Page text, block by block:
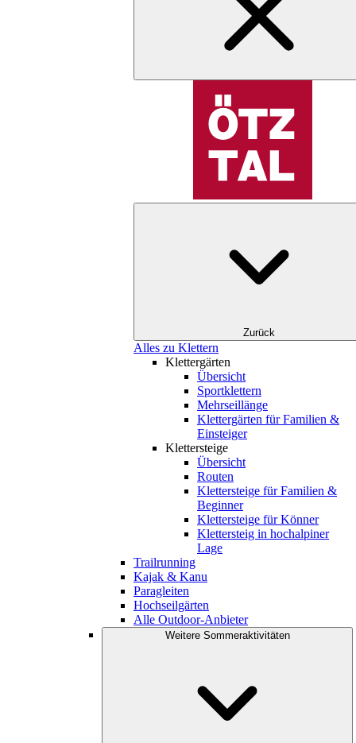
Zurück
Alles zu Klettern
Klettergärten
Übersicht
Sportklettern
Mehrseillänge
Klettergärten für Familien &
Einsteiger
Klettersteige
Übersicht
Routen
Klettersteige für Familien &
Beginner
Klettersteige für Könner
Klettersteig in hochalpiner
Lage
Trailrunning
Kajak & Kanu
Paragleiten
Hochseilgärten
Alle Outdoor-Anbieter
Weitere Sommeraktivitäten